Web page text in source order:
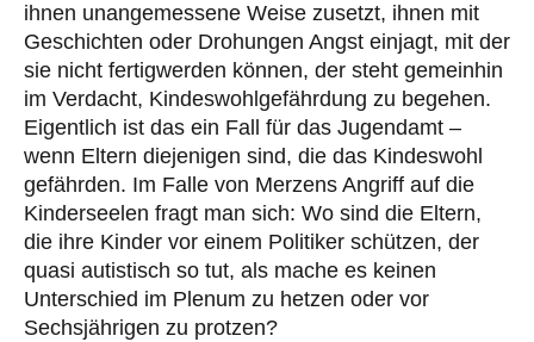
ihnen unangemessene Weise zusetzt, ihnen mit
Geschichten oder Drohungen Angst einjagt, mit der
sie nicht fertigwerden können, der steht gemeinhin
im Verdacht, Kindeswohlgefährdung zu begehen.
Eigentlich ist das ein Fall für das Jugendamt –
wenn Eltern diejenigen sind, die das Kindeswohl
gefährden. Im Falle von Merzens Angriff auf die
Kinderseelen fragt man sich: Wo sind die Eltern,
die ihre Kinder vor einem Politiker schützen, der
quasi autistisch so tut, als mache es keinen
Unterschied im Plenum zu hetzen oder vor
Sechsjährigen zu protzen?